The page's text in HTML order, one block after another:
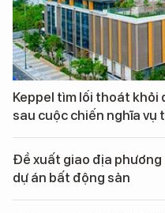
Keppel tìm lối thoát khỏi
sau cuộc chiến nghĩa vụ
Đề xuất giao địa
dự án bất động sản